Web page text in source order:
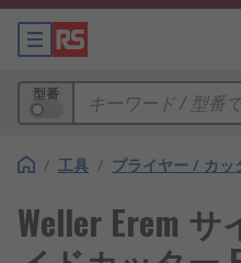
型番
/ 工具 / プライヤー / カッ
Weller Erem